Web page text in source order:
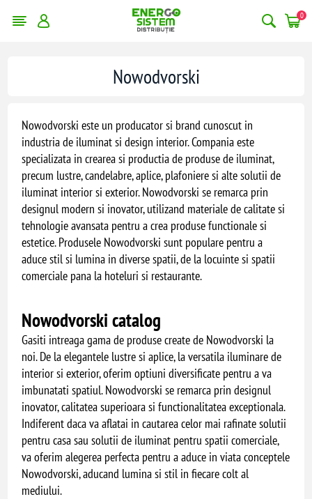
0
Nowodvorski
Nowodvorski este un producator si brand cunoscut in
industria de iluminat si design interior. Compania este
specializata in crearea si productia de produse de iluminat,
precum lustre, candelabre, aplice, plafoniere si alte solutii de
iluminat interior si exterior. Nowodvorski se remarca prin
designul modern si inovator, utilizand materiale de calitate si
tehnologie avansata pentru a crea produse functionale si
estetice. Produsele Nowodvorski sunt populare pentru a
aduce stil si lumina in diverse spatii, de la locuinte si spatii
comerciale pana la hoteluri si restaurante.
Nowodvorski catalog
Gasiti intreaga gama de produse create de Nowodvorski la
noi. De la elegantele lustre si aplice, la versatila iluminare de
interior si exterior, oferim optiuni diversificate pentru a va
imbunatati spatiul. Nowodvorski se remarca prin designul
inovator, calitatea superioara si functionalitatea exceptionala.
Indiferent daca va aflatai in cautarea celor mai rafinate solutii
pentru casa sau solutii de iluminat pentru spatii comerciale,
va oferim alegerea perfecta pentru a aduce in viata conceptele
Nowodvorski, aducand lumina si stil in fiecare colt al
mediului.